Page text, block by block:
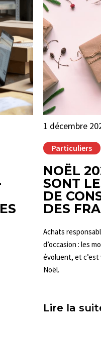
1 décembre
Particuliers
NOËL
SONT
DE
DES
Achats
d’occasion : les
évoluent, et c’est
Noël.
Lire la